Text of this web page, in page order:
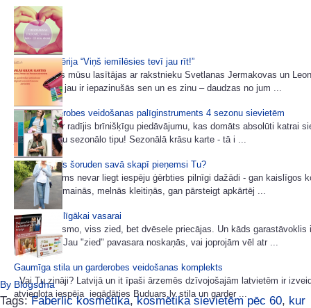
7 padomu sērija “Viņš iemīlēsies tevī jau rīt!”
Ļoti daudzas mūsu lasītājas ar rakstnieku Svetlanas Jermakovas un
e-grāmatām jau ir iepazinušās sen un es zinu – daudzas no jum ...
Jauns garderobes veidošanas palīginstruments 4 sezonu sievietēm
Buduars.lv ir radījis brīnišķīgu piedāvājumu, kas domāts absolūti katrai
jau zina savu sezonālo tipu! Sezonālā krāsu karte - tā i ...
Kuras krāsas šoruden savā skapī pieņemsi Tu?
Neviens mums nevar liegt iespēju ģērbties pilnīgi dažādi - gan kaislīgos
gan noslēpumainās, melnās kleitiņās, gan pārsteigt apkārtēj ...
3 padomi stilīgākai vasarai
Daba jau līksmo, viss zied, bet dvēsele priecājas. Un kāds garastāvoklis
garderobei? Jau "zied" pavasara noskaņās, vai joprojām vēl atr ...
Gaumīga stila un garderobes veidošanas komplekts
Vai Tu zināji? Latvijā un it īpaši ārzemēs dzīvojošajām latvietēm ir
atvieglota iespēja iegādāties Buduars.lv stila un garder ...
By Blogsdna
Tags:Faberlic kosmētika,kosmētika sievietēm pēc 60, kur